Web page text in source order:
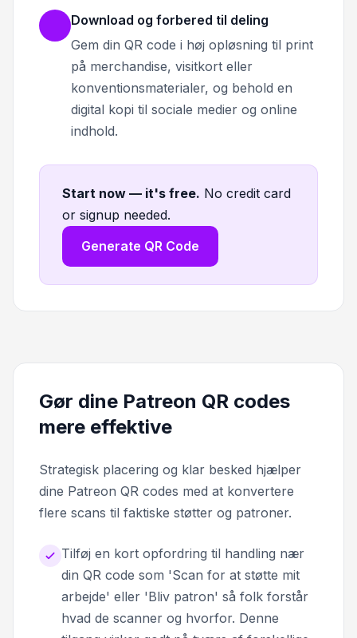
Download og forbered til deling
Gem din QR code i høj opløsning til print
på merchandise, visitkort eller
konventionsmaterialer, og behold en
digital kopi til sociale medier og online
indhold.
Start now — it's free. No credit card
or signup needed.
Generate QR Code
Gør dine Patreon QR codes
mere effektive
Strategisk placering og klar besked hjælper
dine Patreon QR codes med at konvertere
flere scans til faktiske støtter og patroner.
Tilføj en kort opfordring til handling nær
din QR code som 'Scan for at støtte mit
arbejde' eller 'Bliv patron' så folk forstår
hvad de scanner og hvorfor. Denne